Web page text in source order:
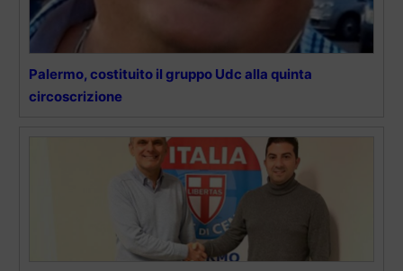
Palermo, costituito il gruppo Udc alla quinta
circoscrizione